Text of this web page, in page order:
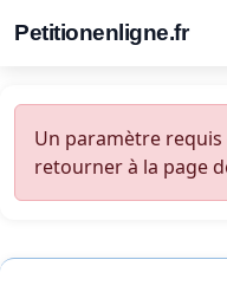
Petitionenligne.fr
Un paramètre
retourner à la page